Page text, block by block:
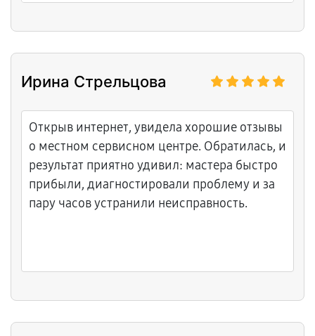
препятствий, они перестали видеть
прокручиваются. Сервисный центр очистил
колёса, смазал их, обновил программное
обеспечение робота. Диагностика была
бесплатной, мастер не навязывал лишних
услуг. Дали гарантию на все проведённые
работы. Теперь робот ездит свободно и
Ирина Стрельцова
Открыв интернет, увидела хорошие отзывы
о местном сервисном центре. Обратилась, и
результат приятно удивил: мастера быстро
прибыли, диагностировали проблему и за
пару часов устранили неисправность.